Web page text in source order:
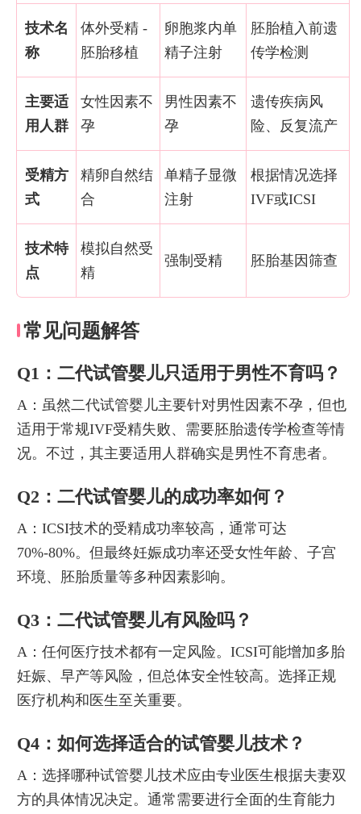
技术名
称
体外受精 -
胚胎移植
卵胞浆内单
精子注射
胚胎植入前遗
传学检测
主要适
用人群
女性因素不
孕
男性因素不
孕
遗传疾病风
险、反复流产
受精方
式
精卵自然结
合
单精子显微
注射
根据情况选择
IVF或ICSI
技术特
点
模拟自然受
精
强制受精 胚胎基因筛查
常见问题解答
Q1：二代试管婴儿只适用于男性不育吗？
A：虽然二代试管婴儿主要针对男性因素不孕，但也
适用于常规IVF受精失败、需要胚胎遗传学检查等情
况。不过，其主要适用人群确实是男性不育患者。
Q2：二代试管婴儿的成功率如何？
A：ICSI技术的受精成功率较高，通常可达
70%-80%。但最终妊娠成功率还受女性年龄、子宫
环境、胚胎质量等多种因素影响。
Q3：二代试管婴儿有风险吗？
A：任何医疗技术都有一定风险。ICSI可能增加多胎
妊娠、早产等风险，但总体安全性较高。选择正规
医疗机构和医生至关重要。
Q4：如何选择适合的试管婴儿技术？
A：选择哪种试管婴儿技术应由专业医生根据夫妻双
方的具体情况决定。通常需要进行全面的生育能力